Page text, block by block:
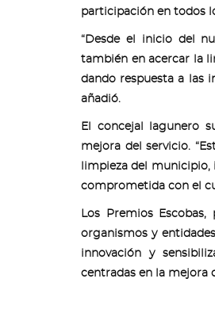
participación en todos
“Desde el inicio del
también en acercar la
dando respuesta a las
añadió.
El concejal lagunero
mejora del servicio.
limpieza del municipio,
comprometida con el
Los Premios
organismos y
innovación y
centradas en la mejora